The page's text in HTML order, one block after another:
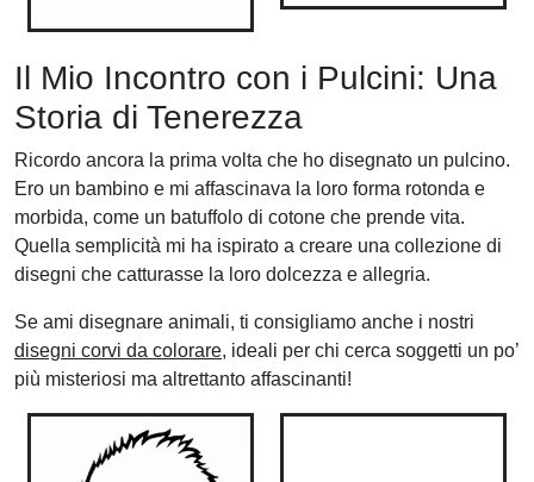
Il Mio Incontro con i Pulcini: Una
Storia di Tenerezza
Ricordo ancora la prima volta che ho disegnato un pulcino.
Ero un bambino e mi affascinava la loro forma rotonda e
morbida, come un batuffolo di cotone che prende vita.
Quella semplicità mi ha ispirato a creare una collezione di
disegni che catturasse la loro dolcezza e allegria.
Se ami disegnare animali, ti consigliamo anche i nostri
disegni corvi da colorare, ideali per chi cerca soggetti un po’
più misteriosi ma altrettanto affascinanti!